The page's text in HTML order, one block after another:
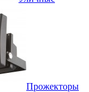
Прожекторы